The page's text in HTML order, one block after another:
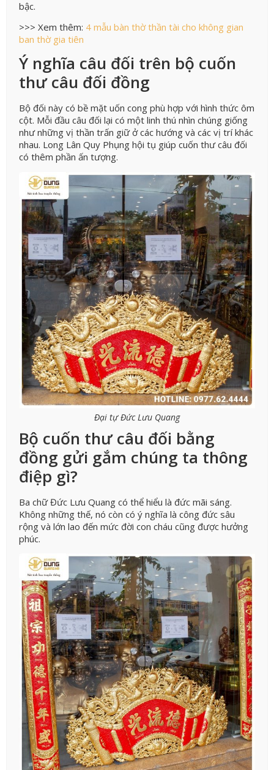
bậc.
>>> Xem thêm: 4 mẫu bàn thờ thần tài cho không gian
ban thờ gia tiên
Ý nghĩa câu đối trên bộ cuốn
thư câu đối đồng
Bộ đối này có bề mặt uốn cong phù hợp với hình thức ôm
cột. Mỗi đầu câu đối lại có một linh thú nhìn chúng giống
như những vị thần trấn giữ ở các hướng và các vị trí khác
nhau. Long Lân Quy Phụng hội tụ giúp cuốn thư câu đối
có thêm phần ấn tượng.
Đại tự Đức Lưu Quang
Bộ cuốn thư câu đối bằng
đồng gửi gắm chúng ta thông
điệp gì?
Ba chữ Đức Lưu Quang có thể hiểu là đức mãi sáng.
Không những thế, nó còn có ý nghĩa là công đức sâu
rộng và lớn lao đến mức đời con cháu cũng được hưởng
phúc.